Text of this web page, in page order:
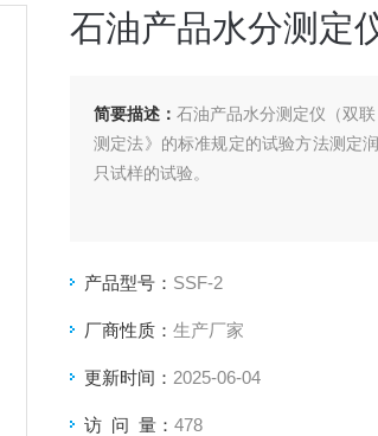
石油产品水分测定
简要描述：石油产品水分测定仪（双
测定法》的标准规定的试验方法测定
只试样的试验。
产品型号： SSF-2
厂商性质： 生产厂家
更新时间： 2025-06-04
访 问 量： 478